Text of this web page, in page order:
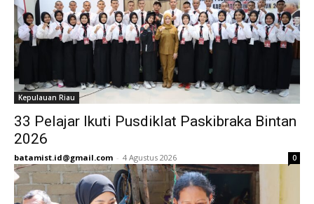
Kepulauan Riau
33 Pelajar Ikuti Pusdiklat Paskibraka Bintan
2026
batamist.id@gmail.com - 4 Agustus 2026 0